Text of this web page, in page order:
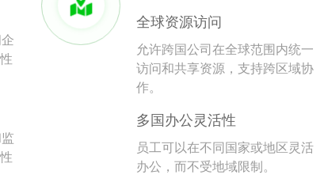
全球资源访问
允许跨国公司在全球范围内统一
访问和共享资源，支持跨区域协
作。
多国办公灵活性
员工可以在不同国家或地区灵活
办公，而不受地域限制。